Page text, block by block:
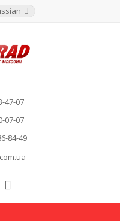
47-07
07-07
84-49